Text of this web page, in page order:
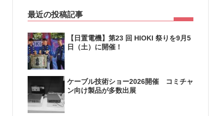
最近の投稿記事
【日置電機】第23 回 HIOKI 祭りを9月5
日（土）に開催！
ケーブル技術ショー2026開催 コミチャ
ン向け製品が多数出展